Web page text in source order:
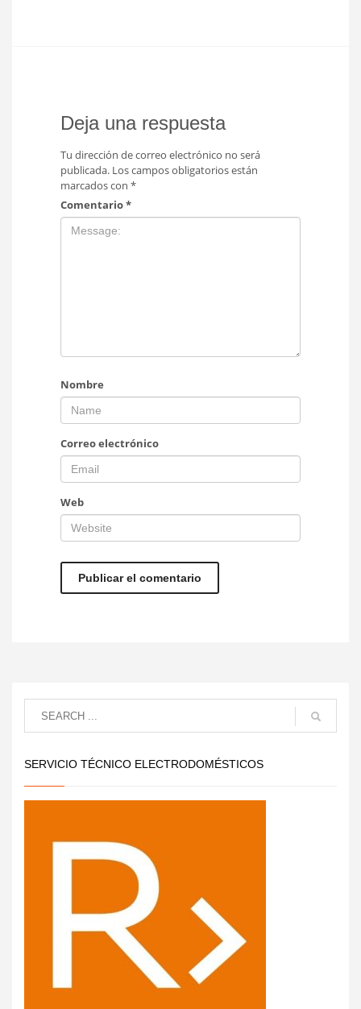
Deja una respuesta
Tu dirección de correo electrónico no será
publicada. Los campos obligatorios están
marcados con *
Comentario*
Nombre
Correo electrónico
Web
SERVICIO TÉCNICO ELECTRODOMÉSTICOS